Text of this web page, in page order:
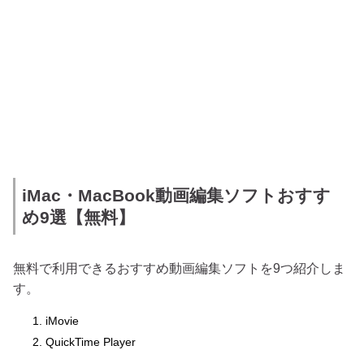
iMac・MacBook動画編集ソフトおすす
め9選【無料】
無料で利用できるおすすめ動画編集ソフトを9つ紹介しま
す。
iMovie
QuickTime Player